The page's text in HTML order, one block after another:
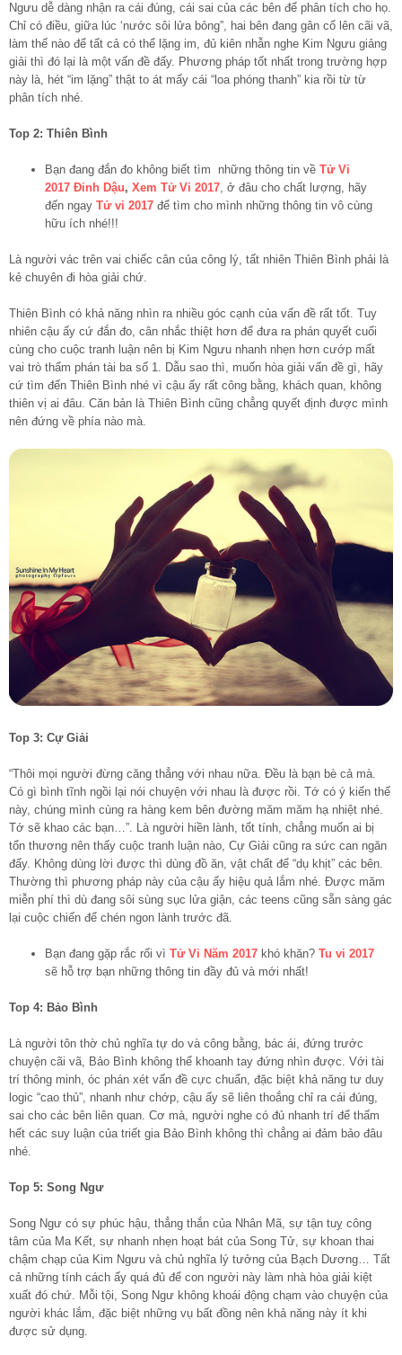
Ngưu dễ dàng nhận ra cái đúng, cái sai của các bên để phân tích cho họ.
Chỉ có điều, giữa lúc ‘nước sôi lửa bỏng”, hai bên đang gân cổ lên cãi vã,
làm thế nào để tất cả có thể lặng im, đủ kiên nhẫn nghe Kim Ngưu giảng
giải thì đó lại là một vấn đề đấy. Phương pháp tốt nhất trong trường hợp
này là, hét “im lặng” thật to át mấy cái “loa phóng thanh” kia rồi từ từ
phân tích nhé.
Top 2: Thiên Bình
Bạn đang đắn đo không biết tìm những thông tin về Tử Vi
2017 Đinh Dậu, Xem Tử Vi 2017, ở đâu cho chất lượng, hãy
đến ngay Tử vi 2017 để tìm cho mình những thông tin vô cùng
hữu ích nhé!!!
Là người vác trên vai chiếc cân của công lý, tất nhiên Thiên Bình phải là
kẻ chuyên đi hòa giải chứ.
Thiên Bình có khả năng nhìn ra nhiều góc cạnh của vấn đề rất tốt. Tuy
nhiên cậu ấy cứ đắn đo, cân nhắc thiệt hơn để đưa ra phán quyết cuối
cùng cho cuộc tranh luận nên bị Kim Ngưu nhanh nhẹn hơn cướp mất
vai trò thẩm phán tài ba số 1. Dẫu sao thì, muốn hòa giải vấn đề gì, hãy
cứ tìm đến Thiên Bình nhé vì cậu ấy rất công bằng, khách quan, không
thiên vị ai đâu. Căn bản là Thiên Bình cũng chẳng quyết định được mình
nên đứng về phía nào mà.
Top 3: Cự Giải
“Thôi mọi người đừng căng thẳng với nhau nữa. Đều là bạn bè cả mà.
Có gì bình tĩnh ngồi lại nói chuyện với nhau là được rồi. Tớ có ý kiến thế
này, chúng mình cùng ra hàng kem bên đường măm măm hạ nhiệt nhé.
Tớ sẽ khao các bạn…”. Là người hiền lành, tốt tính, chẳng muốn ai bị
tổn thương nên thấy cuộc tranh luận nào, Cự Giải cũng ra sức can ngăn
đấy. Không dùng lời được thì dùng đồ ăn, vật chất để “dụ khịt” các bên.
Thường thì phương pháp này của cậu ấy hiệu quả lắm nhé. Được măm
miễn phí thì dù đang sôi sùng sục lửa giận, các teens cũng sẵn sàng gác
lại cuộc chiến để chén ngon lành trước đã.
Bạn đang gặp rắc rối vì Tử Vi Năm 2017 khó khăn? Tu vi 2017
sẽ hỗ trợ bạn những thông tin đầy đủ và mới nhất!
Top 4: Bảo Bình
Là người tôn thờ chủ nghĩa tự do và công bằng, bác ái, đứng trước
chuyện cãi vã, Bảo Bình không thể khoanh tay đứng nhìn được. Với tài
trí thông minh, óc phán xét vấn đề cực chuẩn, đặc biệt khả năng tư duy
logic “cao thủ”, nhanh như chớp, cậu ấy sẽ liên thoắng chỉ ra cái đúng,
sai cho các bên liên quan. Cơ mà, người nghe có đủ nhanh trí để thấm
hết các suy luận của triết gia Bảo Bình không thì chẳng ai đảm bảo đâu
nhé.
Top 5: Song Ngư
Song Ngư có sự phúc hậu, thẳng thắn của Nhân Mã, sự tận tuỵ công
tâm của Ma Kết, sự nhanh nhẹn hoạt bát của Song Tử, sự khoan thai
chậm chạp của Kim Ngưu và chủ nghĩa lý tưởng của Bạch Dương… Tất
cả những tính cách ấy quá đủ để con người này làm nhà hòa giải kiệt
xuất đó chứ. Mỗi tội, Song Ngư không khoái động chạm vào chuyện của
người khác lắm, đặc biệt những vụ bất đồng nên khả năng này ít khi
được sử dụng.